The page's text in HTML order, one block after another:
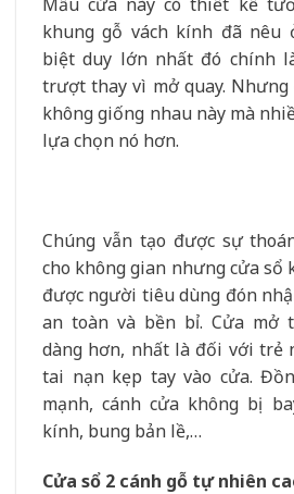
khung gỗ vách kính đã nêu
biệt duy lớn nhất đó chính
trượt thay vì mở quay.
không giống nhau này mà
lựa chọn nó hơn.
Chúng vẫn tạo được sự
cho không gian nhưng cửa
được người tiêu dùng đón
an toàn và bền bỉ. Cửa mở
dàng hơn, nhất là đối với trẻ
tai nạn kẹp tay vào cửa.
mạnh, cánh cửa không bị
kính, bung bản lề,…
Cửa sổ 2 cánh gỗ tự nhiên